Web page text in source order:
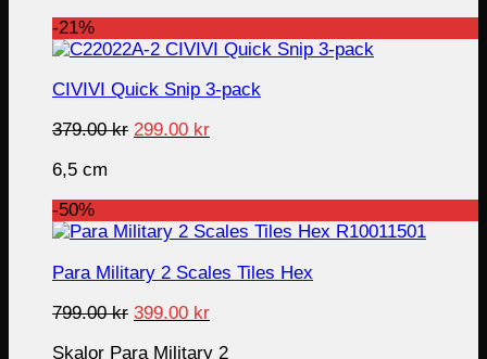
-21%
CIVIVI Quick Snip 3-pack
379.00kr Original
299.00 krCurrent
6,5 cm
-50%
Para Military 2 Scales Tiles Hex
799.00kr Original
was:
399.00 krCurrent
is:
Skalor Para Military 2